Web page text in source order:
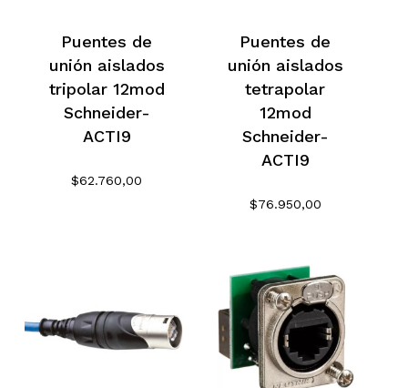
Puentes de
unión aislados
tripolar 12mod
Schneider-
ACTI9
$62.760,00
Puentes de
unión aislados
tetrapolar
12mod
Schneider-
ACTI9
$76.950,00